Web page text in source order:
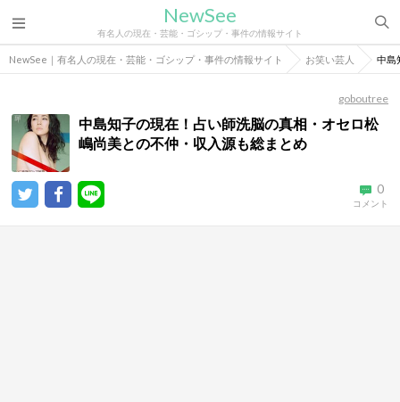
NewSee
有名人の現在・芸能・ゴシップ・事件の情報サイト
NewSee｜有名人の現在・芸能・ゴシップ・事件の情報サイト お笑い芸人 中島
goboutree
中島知子の現在！占い師洗脳の真相・オセロ松
嶋尚美との不仲・収入源も総まとめ
0
コメント